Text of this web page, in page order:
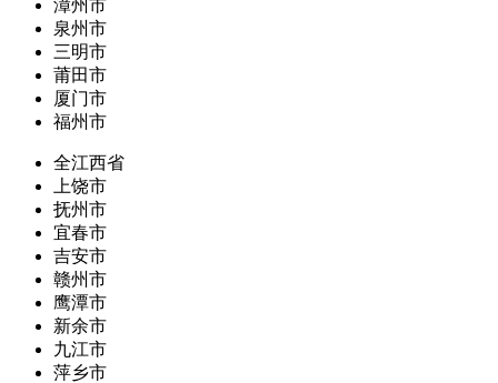
漳州市
泉州市
三明市
莆田市
厦门市
福州市
全江西省
上饶市
抚州市
宜春市
吉安市
赣州市
鹰潭市
新余市
九江市
萍乡市